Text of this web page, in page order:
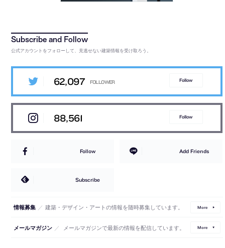
公式アカウントをフォローして、見逃せない建築情報を受け取ろう。
62,097 Follow
88,561 Follow
Follow Add Friends
Subscribe
情報募集 ／ 建築・デザイン・アートの情報を随時募集しています。 More
メールマガジン ／ メールマガジンで最新の情報を配信しています。 More